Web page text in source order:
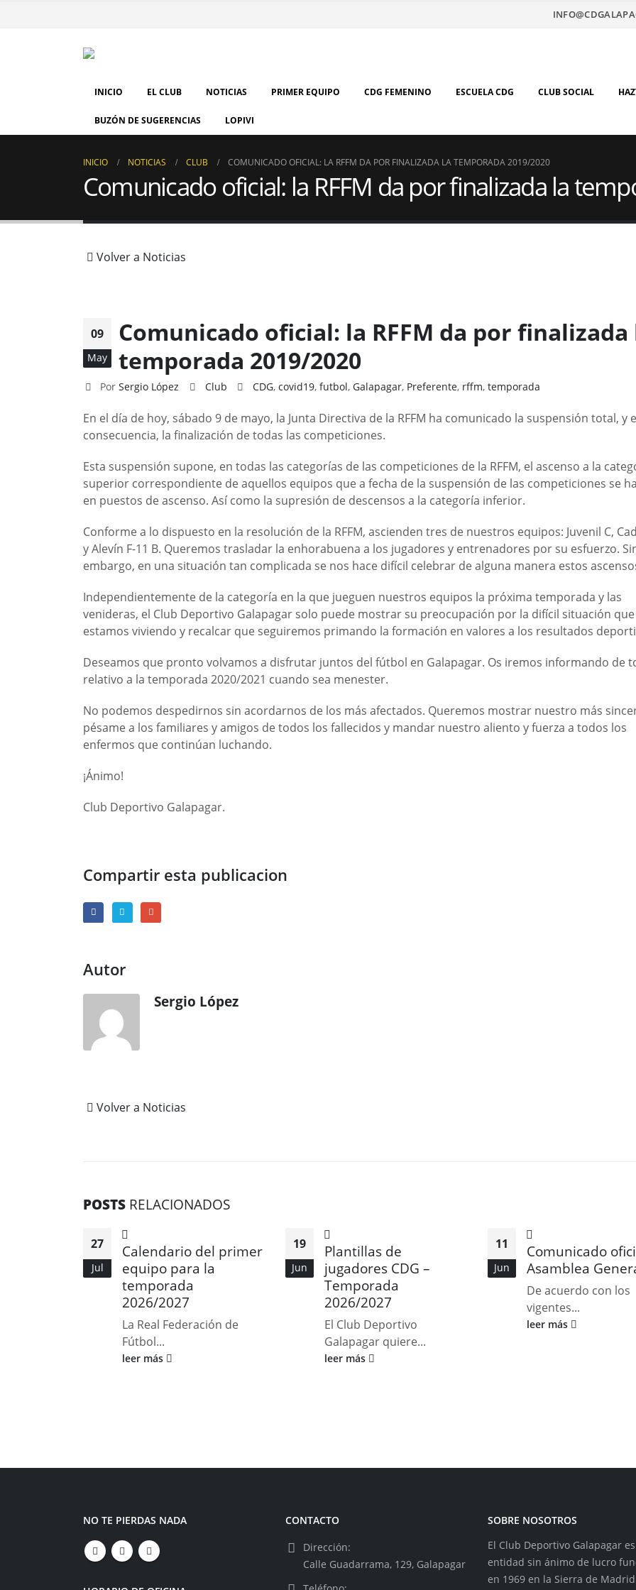
INICIO EL CLUB NOTICIAS PRIMER EQUIPO CDG FEMENINO ESCUELA CDG CLUB SOCIAL
BUZÓN DE SUGERENCIAS LOPIVI
INICIO NOTICIAS CLUB COMUNICADO OFICIAL: LA RFFM DA POR FINALIZADA LA TEMPORADA 2019/2020
Comunicado oficial: la RFFM da por finalizada la
Volver a Noticias
09
May
Comunicado oficial: la RFFM da por finalizada
temporada 2019/2020
Por Sergio López Club CDG,covid19,futbol,Galapagar, Preferente, rffm,temporada
En el día de hoy, sábado 9 de mayo, la Junta Directiva de la RFFM ha comunicado la suspensión total, y
consecuencia, la finalización de todas las competiciones.
Esta suspensión supone, en todas las categorías de las competiciones de la RFFM, el ascenso a la
superior correspondiente de aquellos equipos que a fecha de la suspensión de las competiciones se
en puestos de ascenso. Así como la supresión de descensos a la categoría inferior.
Conforme a lo dispuesto en la resolución de la RFFM, ascienden tres de nuestros equipos: Juvenil C,
y Alevín F-11 B. Queremos trasladar la enhorabuena a los jugadores y entrenadores por su esfuerzo.
embargo, en una situación tan complicada se nos hace difícil celebrar de alguna manera estos
Independientemente de la categoría en la que jueguen nuestros equipos la próxima temporada y las
venideras, el Club Deportivo Galapagar solo puede mostrar su preocupación por la difícil situación que
estamos viviendo y recalcar que seguiremos primando la formación en valores a los resultados
Deseamos que pronto volvamos a disfrutar juntos del fútbol en Galapagar. Os iremos informando de
relativo a la temporada 2020/2021 cuando sea menester.
No podemos despedirnos sin acordarnos de los más afectados. Queremos mostrar nuestro más
pésame a los familiares y amigos de todos los fallecidos y mandar nuestro aliento y fuerza a todos los
enfermos que continúan luchando.
¡Ánimo!
Club Deportivo Galapagar.
Compartir esta publicacion
Autor
Sergio López
Volver a Noticias
POSTS RELACIONADOS
27
Jul
Calendario del primer
equipo para la
temporada
2026/2027
La Real Federación de
Fútbol...
leer más
19
Jun
Plantillas de
jugadores CDG –
Temporada
2026/2027
El Club Deportivo
Galapagar quiere...
leer más
11
Jun
Comunicado
Asamblea
De acuerdo con los
vigentes...
leer más
NO TE PIERDAS NADA
CONTACTO
Dirección:
Calle Guadarrama, 129, Galapagar
SOBRE NOSOTROS
El Club Deportivo Galapagar
entidad sin ánimo de lucro
en 1969 en la Sierra de